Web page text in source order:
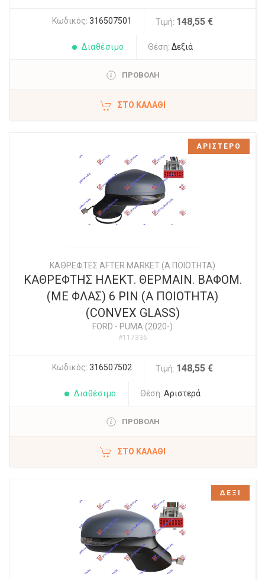
Κωδικός: 316507501 Τιμή: 148,55 €
Διαθέσιμο Θέση: Δεξιά
ΠΡΟΒΟΛΗ
ΣΤΟ ΚΑΛΆΘΙ
ΚΑΘΡΕΦΤΕΣ AFTER MARKET (Α ΠΟΙΟΤΗΤΑ)
ΚΑΘΡΕΦΤΗΣ ΗΛΕΚΤ. ΘΕΡΜΑΙΝ. ΒΑΦΟΜ.
(ΜΕ ΦΛΑΣ) 6 PIN (Α ΠΟΙΟΤΗΤΑ)
(CONVEX GLASS)
FORD - PUMA (2020-)
#117336
Κωδικός: 316507502 Τιμή: 148,55 €
Διαθέσιμο Θέση: Αριστερά
ΠΡΟΒΟΛΗ
ΣΤΟ ΚΑΛΆΘΙ
ΑΡΙΣΤΕΡΟ
ΔΕΞΙ